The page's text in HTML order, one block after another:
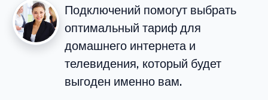
Подключений помогут выбрать
оптимальный тариф для
домашнего интернета и
телевидения, который будет
выгоден именно вам.